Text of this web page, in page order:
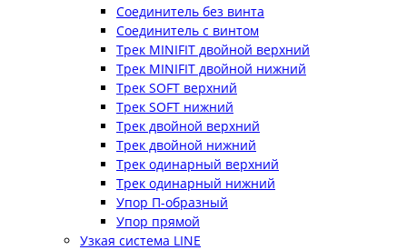
Соединитель без винта
Соединитель с винтом
Трек MINIFIT двойной верхний
Трек MINIFIT двойной нижний
Трек SOFT верхний
Трек SOFT нижний
Трек двойной верхний
Трек двойной нижний
Трек одинарный верхний
Трек одинарный нижний
Упор П-образный
Упор прямой
Узкая система LINE